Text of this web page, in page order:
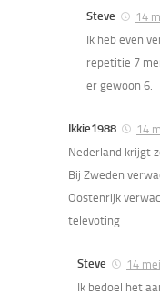
Steve
14
Ik heb even
repetitie 7
er gewoon 6.
Ikkie1988
14
Nederland krijgt
Bij Zweden
Oostenrijk
televoting
Steve
14
Ik bedoel het